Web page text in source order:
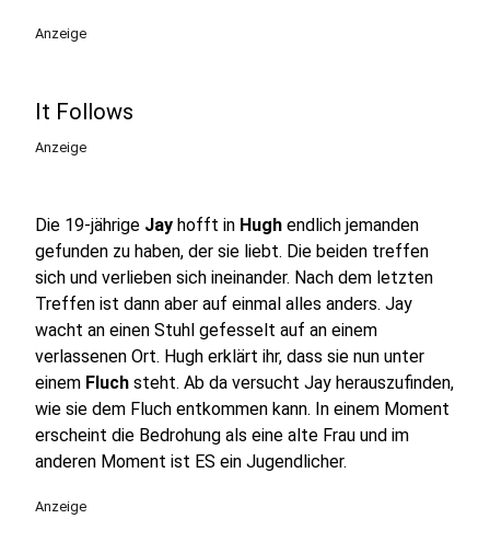
Anzeige
It Follows
Anzeige
Die 19-jährige Jay hofft in Hugh endlich jemanden
gefunden zu haben, der sie liebt. Die beiden treffen
sich und verlieben sich ineinander. Nach dem letzten
Treffen ist dann aber auf einmal alles anders. Jay
wacht an einen Stuhl gefesselt auf an einem
verlassenen Ort. Hugh erklärt ihr, dass sie nun unter
einem Fluch steht. Ab da versucht Jay herauszufinden,
wie sie dem Fluch entkommen kann. In einem Moment
erscheint die Bedrohung als eine alte Frau und im
anderen Moment ist ES ein Jugendlicher.
Anzeige